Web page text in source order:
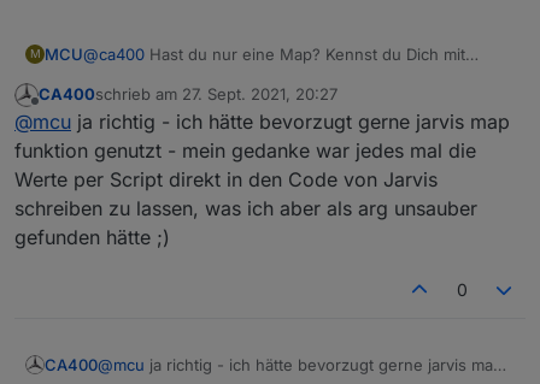
M MCU@ca400 Hast du nur eine Map? Kennst du Dich mit
Offline
CA400schrieb am 27. Sept. 2021, 20:27
zuletzt editiert von
@mcu ja richtig - ich hätte bevorzugt gerne jarvis map
funktion genutzt - mein gedanke war jedes mal die
Werte per Script direkt in den Code von Jarvis
schreiben zu lassen, was ich aber als arg unsauber
gefunden hätte ;)
0
CA400@mcu ja richtig - ich hätte bevorzugt gerne jarvis map